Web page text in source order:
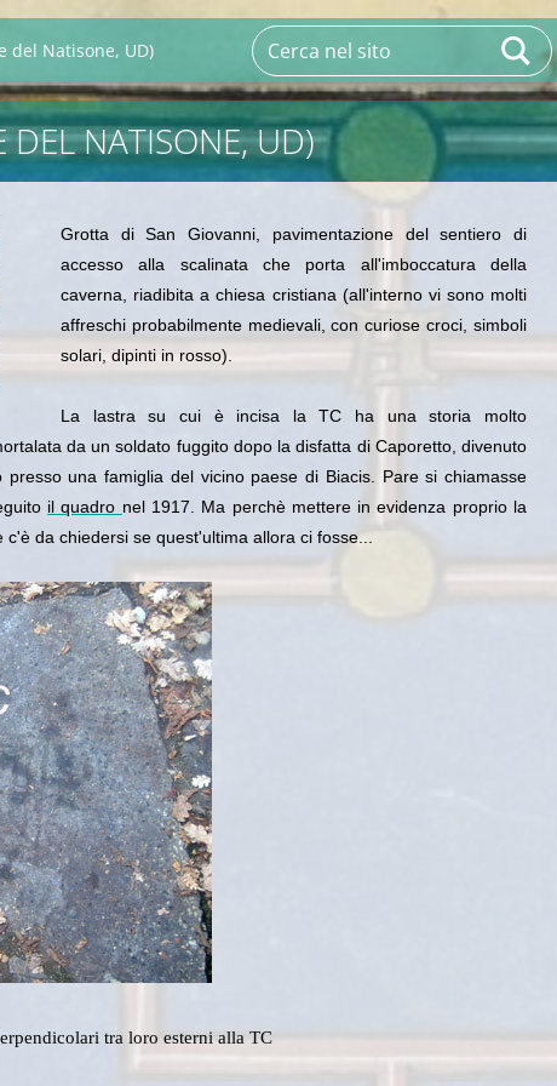
del Natisone, UD)
DEL NATISONE, UD)
Grotta di San Giovanni, pavimentazione del sentiero di
accesso alla scalinata che porta all'imboccatura della
caverna, riadibita a chiesa cristiana (all'interno vi sono molti
affreschi probabilmente medievali, con curiose croci, simboli
solari, dipinti in rosso).
La lastra su cui è incisa la TC ha una storia molto
da un soldato fuggito dopo la disfatta di Caporetto, divenuto
una famiglia del vicino paese di Biacis. Pare si chiamasse
il quadro nel 1917. Ma perchè mettere in evidenza proprio la
da chiedersi se quest'ultima allora ci fosse...
tra loro esterni alla TC